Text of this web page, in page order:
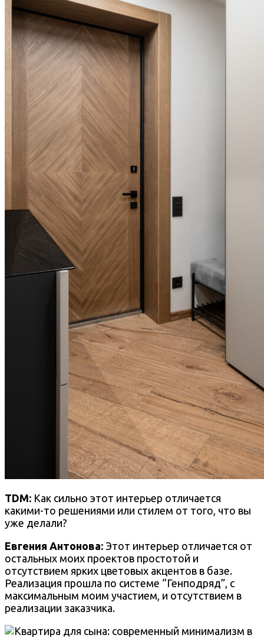
TDM: Как сильно этот интерьер отличается
какими-то решениями или стилем от того, что вы
уже делали?
Евгения Антонова: Этот интерьер отличается от
остальных моих проектов простотой и
отсутствием ярких цветовых акцентов в базе.
Реализация прошла по системе “Генподряд”, с
максимальным моим участием, и отсутствием в
реализации заказчика.